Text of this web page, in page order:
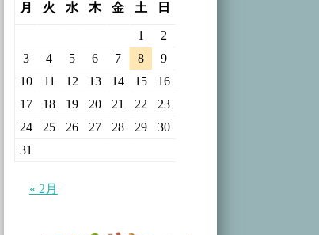
月 火 水 木 金 土 日
1
2
3
4 5 6 7 8
9
10
11 12 13 14 15
16
17
18 19 20 21 22
23
24
25 26 27 28 29
30
31
« 2月